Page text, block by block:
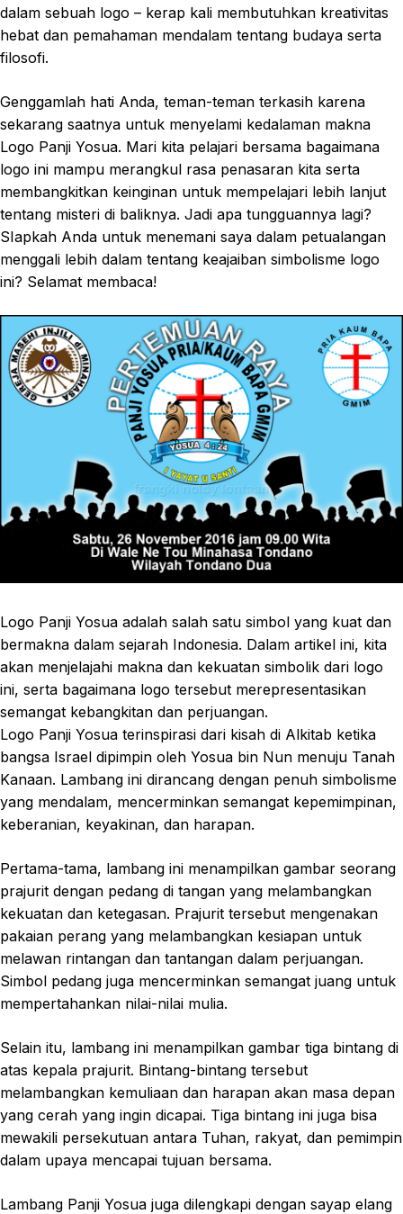
dalam sebuah logo – kerap kali membutuhkan kreativitas
hebat dan pemahaman mendalam tentang budaya serta
filosofi.
Genggamlah hati Anda, teman-teman terkasih karena
sekarang saatnya untuk menyelami kedalaman makna
Logo Panji Yosua. Mari kita pelajari bersama bagaimana
logo ini mampu merangkul rasa penasaran kita serta
membangkitkan keinginan untuk mempelajari lebih lanjut
tentang misteri di baliknya. Jadi apa tungguannya lagi?
SIapkah Anda untuk menemani saya dalam petualangan
menggali lebih dalam tentang keajaiban simbolisme logo
ini? Selamat membaca!
Logo Panji Yosua adalah salah satu simbol yang kuat dan
bermakna dalam sejarah Indonesia. Dalam artikel ini, kita
akan menjelajahi makna dan kekuatan simbolik dari logo
ini, serta bagaimana logo tersebut merepresentasikan
semangat kebangkitan dan perjuangan.
Logo Panji Yosua terinspirasi dari kisah di Alkitab ketika
bangsa Israel dipimpin oleh Yosua bin Nun menuju Tanah
Kanaan. Lambang ini dirancang dengan penuh simbolisme
yang mendalam, mencerminkan semangat kepemimpinan,
keberanian, keyakinan, dan harapan.
Pertama-tama, lambang ini menampilkan gambar seorang
prajurit dengan pedang di tangan yang melambangkan
kekuatan dan ketegasan. Prajurit tersebut mengenakan
pakaian perang yang melambangkan kesiapan untuk
melawan rintangan dan tantangan dalam perjuangan.
Simbol pedang juga mencerminkan semangat juang untuk
mempertahankan nilai-nilai mulia.
Selain itu, lambang ini menampilkan gambar tiga bintang di
atas kepala prajurit. Bintang-bintang tersebut
melambangkan kemuliaan dan harapan akan masa depan
yang cerah yang ingin dicapai. Tiga bintang ini juga bisa
mewakili persekutuan antara Tuhan, rakyat, dan pemimpin
dalam upaya mencapai tujuan bersama.
Lambang Panji Yosua juga dilengkapi dengan sayap elang